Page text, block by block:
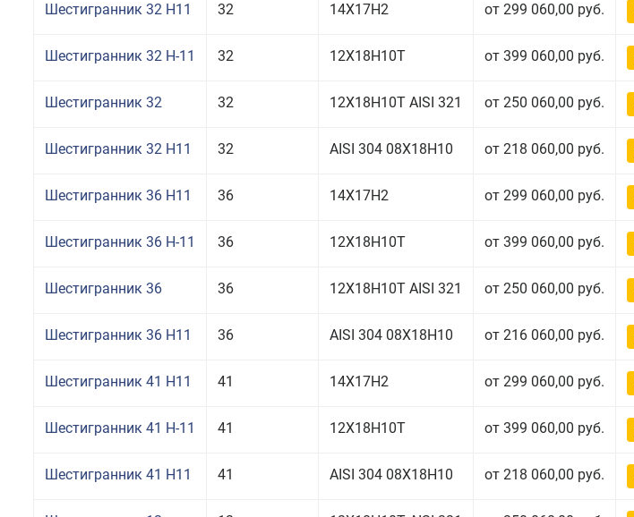
Шестигранник 32 H11 32 14Х17Н2 от 299 060,00 руб.
Шестигранник 32 Н-11 32 12Х18Н10Т от 399 060,00 руб.
Шестигранник 32 32 12Х18Н10Т AISI 321 от 250 060,00 руб.
Шестигранник 32 H11 32 AISI 304 08Х18Н10 от 218 060,00 руб.
Шестигранник 36 H11 36 14Х17Н2 от 299 060,00 руб.
Шестигранник 36 Н-11 36 12Х18Н10Т от 399 060,00 руб.
Шестигранник 36 36 12Х18Н10Т AISI 321 от 250 060,00 руб.
Шестигранник 36 H11 36 AISI 304 08Х18Н10 от 216 060,00 руб.
Шестигранник 41 H11 41 14Х17Н2 от 299 060,00 руб.
Шестигранник 41 Н-11 41 12Х18Н10Т от 399 060,00 руб.
Шестигранник 41 H11 41 AISI 304 08Х18Н10 от 218 060,00 руб.